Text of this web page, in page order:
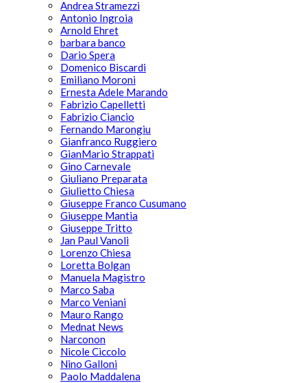
Andrea Stramezzi
Antonio Ingroia
Arnold Ehret
barbara banco
Dario Spera
Domenico Biscardi
Emiliano Moroni
Ernesta Adele Marando
Fabrizio Capelletti
Fabrizio Ciancio
Fernando Marongiu
Gianfranco Ruggiero
GianMario Strappati
Gino Carnevale
Giuliano Preparata
Giulietto Chiesa
Giuseppe Franco Cusumano
Giuseppe Mantia
Giuseppe Tritto
Jan Paul Vanoli
Lorenzo Chiesa
Loretta Bolgan
Manuela Magistro
Marco Saba
Marco Veniani
Mauro Rango
Mednat News
Narconon
Nicole Ciccolo
Nino Galloni
Paolo Maddalena